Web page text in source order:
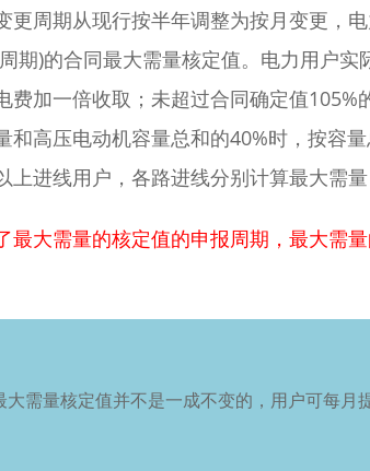
更周期从现行按半年调整为按月变更，
期)的合同最大需量核定值。电力用户实
费加一倍收取；未超过合同确定值105%
和高压电动机容量总和的40%时，按容
进线用户，各路进线分别计算最大需量
最大需量的核定值的申报周期，最大需
需量核定值并不是一成不变的，用户可每月